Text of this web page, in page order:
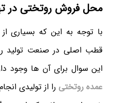
محل فروش روتختی در
با توجه به این که بسیاری
قطب اصلی در صنعت تولید
این سوال برای آن ها وجود
عمده روتختی را از تولیدی